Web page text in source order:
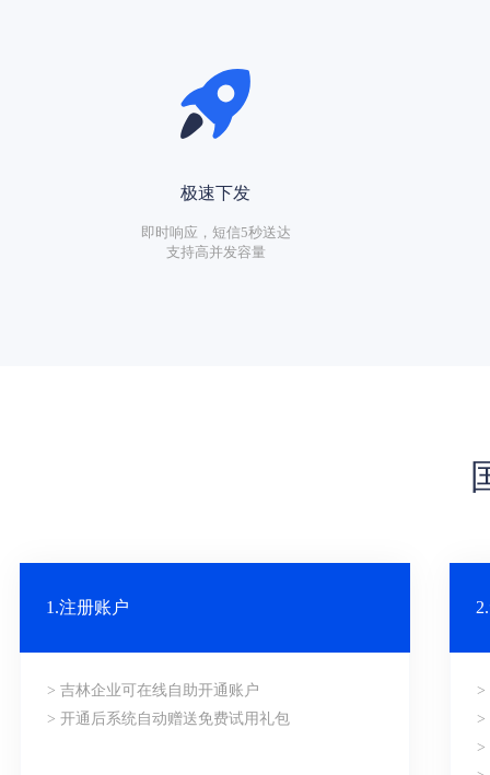
极速下发
即时响应，短信5秒送达
支持高并发容量
1.注册账户
> 吉林企业可在线自助开通账户
> 开通后系统自动赠送免费试用礼包
>
>
>